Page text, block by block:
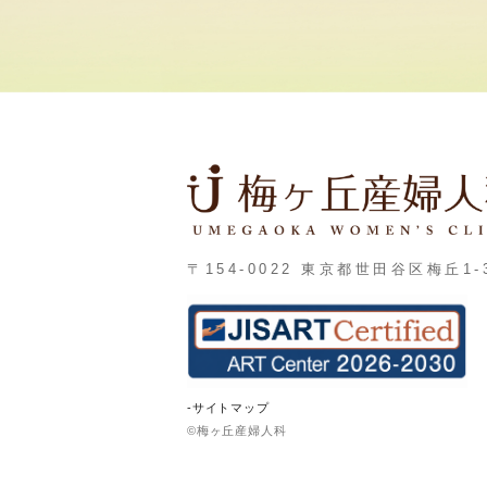
〒154-0022 東京都世田谷区梅丘
-サイトマップ
©梅ヶ丘産婦人科